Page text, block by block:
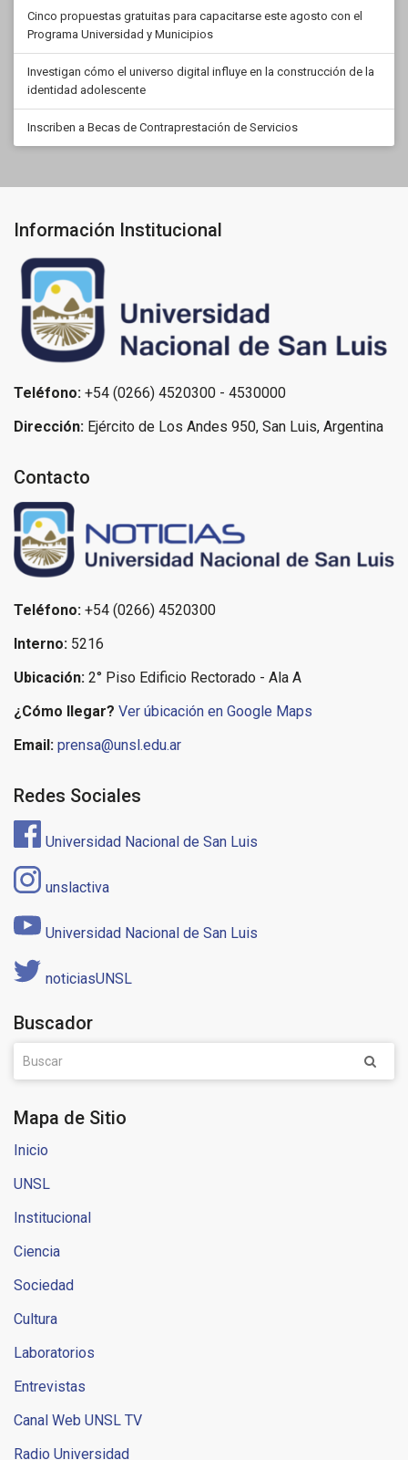
Cinco propuestas gratuitas para capacitarse este agosto con el
Programa Universidad y Municipios
Investigan cómo el universo digital influye en la construcción de la
identidad adolescente
Inscriben a Becas de Contraprestación de Servicios
Información Institucional
Teléfono: +54 (0266) 4520300 - 4530000
Dirección: Ejército de Los Andes 950, San Luis, Argentina
Contacto
Teléfono: +54 (0266) 4520300
Interno: 5216
Ubicación: 2° Piso Edificio Rectorado - Ala A
¿Cómo llegar? Ver úbicación en Google Maps
Email: prensa@unsl.edu.ar
Redes Sociales
Universidad Nacional de San Luis
unslactiva
Universidad Nacional de San Luis
noticiasUNSL
Buscador
Mapa de Sitio
Inicio
UNSL
Institucional
Ciencia
Sociedad
Cultura
Laboratorios
Entrevistas
Canal Web UNSL TV
Radio Universidad